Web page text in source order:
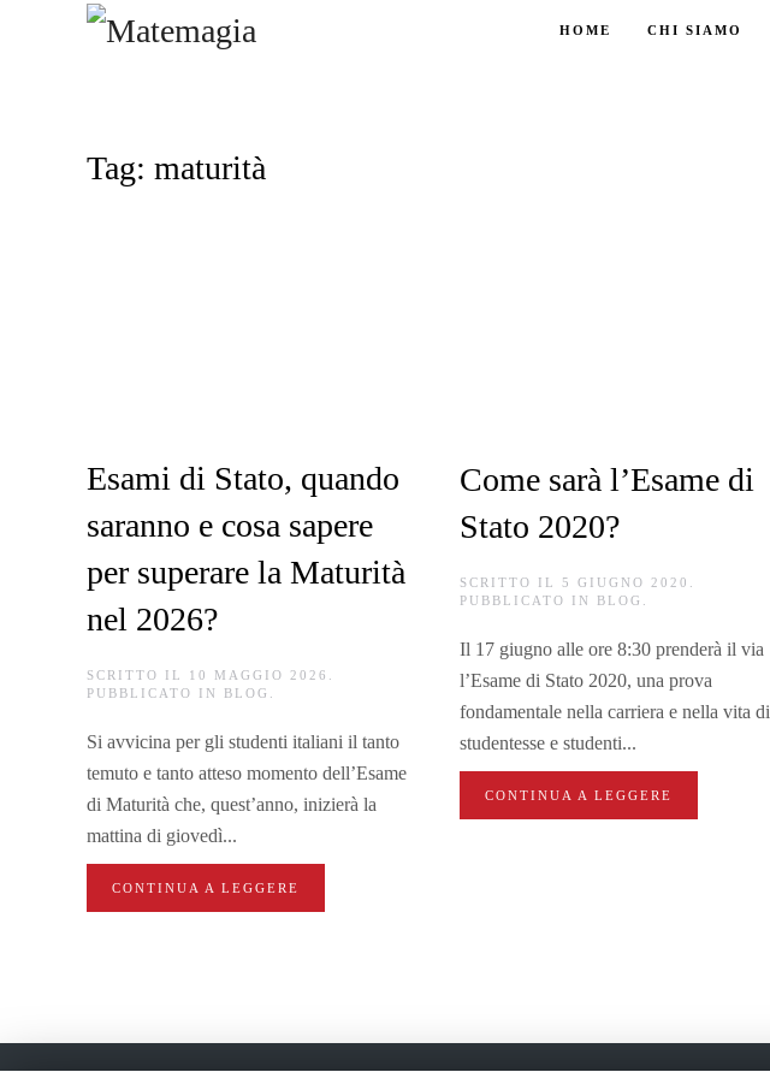
HOME CHI SIAMO
Tag: maturità
Esami di Stato, quando
saranno e cosa sapere
per superare la Maturità
nel 2026?
SCRITTO IL 10 MAGGIO 2026
PUBBLICATO IN
BLOG
Si avvicina per gli studenti italiani il tanto
temuto e tanto atteso momento dell’Esame
di Maturità che, quest’anno, inizierà la
mattina di giovedì...
CONTINUA A LEGGERE
Come sarà l’Esame di
Stato 2020?
SCRITTO IL 5 GIUGNO 2020
PUBBLICATO IN BLOG
Il 17 giugno alle ore 8:30 prenderà il via
l’Esame di Stato 2020, una prova
fondamentale nella carriera e nella vita di
studentesse e studenti...
CONTINUA A LEGGERE